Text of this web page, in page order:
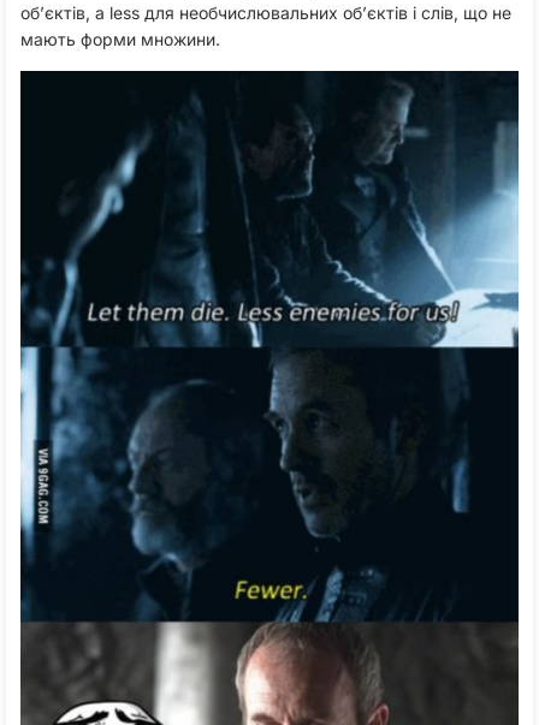
об’єктів, а less для необчислювальних об’єктів і слів, що не
мають форми множини.